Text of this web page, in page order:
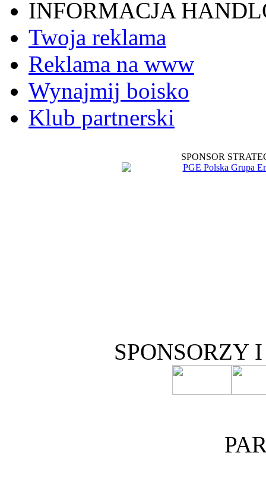
INFORMACJA
Twoja reklama
Reklama na www
Wynajmij boisko
Klub partnerski
SPONSOR
SPONSORZY